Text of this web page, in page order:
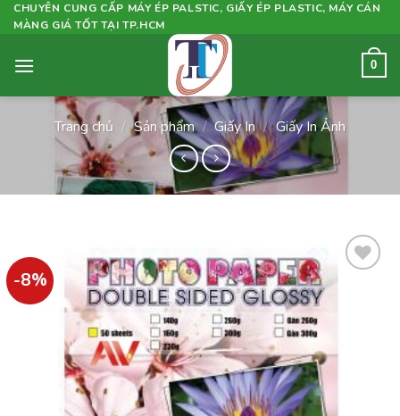
SkipCHUYÊN CUNG CẤP MÁY ÉP PALSTIC, GIẤY ÉP PLASTIC, MÁY CÁN
MÀNG GIÁ TỐT TẠI TP.HCM
0
Trang chủ / Sản phẩm / Giấy In / Giấy In Ảnh
-8%